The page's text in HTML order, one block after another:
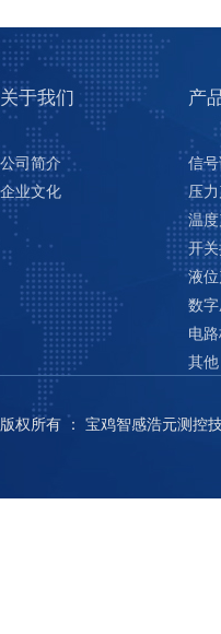
关于我们
公司简介
企业文化
产
信
压
温
开
液
数
电
其他
版权所有 ： 宝鸡智感浩元测